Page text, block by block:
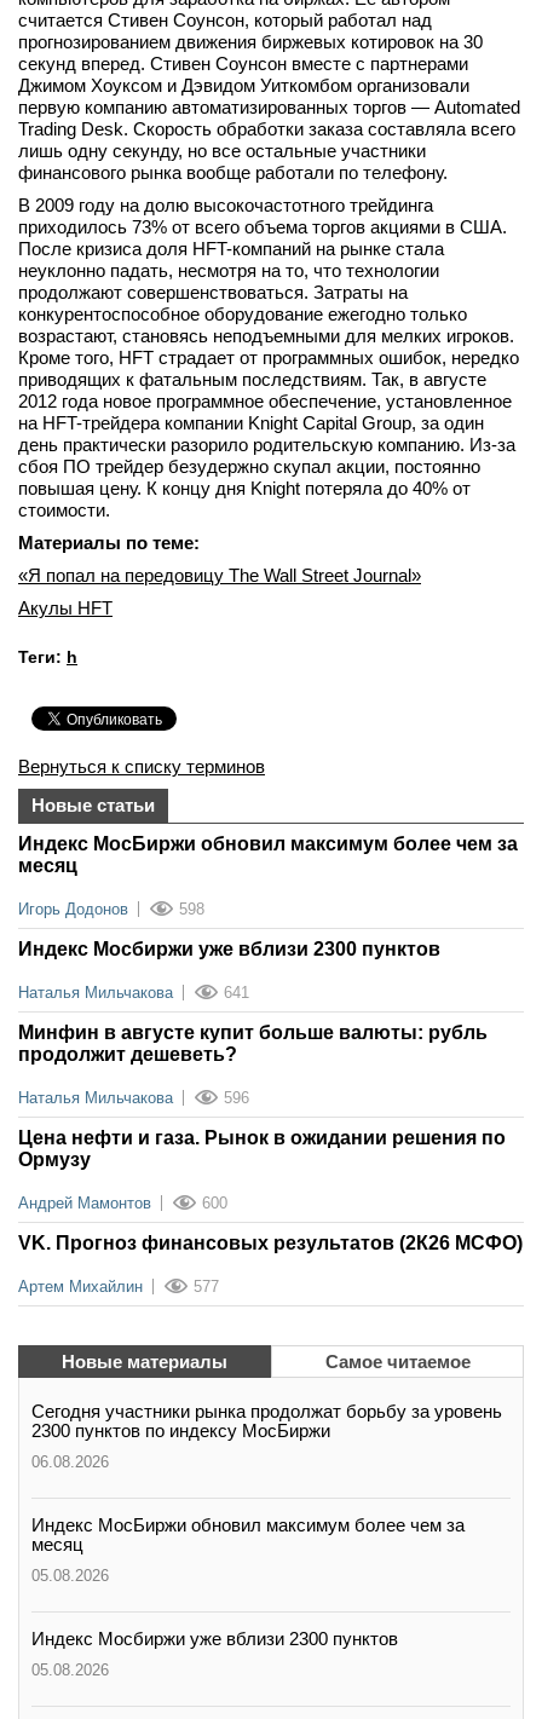
считается Стивен Соунсон, который работал над
прогнозированием движения биржевых котировок на 30
секунд вперед. Стивен Соунсон вместе с партнерами
Джимом Хоуксом и Дэвидом Уиткомбом организовали
первую компанию автоматизированных торгов — Automated
Trading Desk. Скорость обработки заказа составляла всего
лишь одну секунду, но все остальные участники
финансового рынка вообще работали по телефону.
В 2009 году на долю высокочастотного трейдинга
приходилось 73% от всего объема торгов акциями в США.
После кризиса доля HFT-компаний на рынке стала
неуклонно падать, несмотря на то, что технологии
продолжают совершенствоваться. Затраты на
конкурентоспособное оборудование ежегодно только
возрастают, становясь неподъемными для мелких игроков.
Кроме того, HFT страдает от программных ошибок, нередко
приводящих к фатальным последствиям. Так, в августе
2012 года новое программное обеспечение, установленное
на HFT-трейдера компании Knight Capital Group, за один
день практически разорило родительскую компанию. Из-за
сбоя ПО трейдер безудержно скупал акции, постоянно
повышая цену. К концу дня Knight потеряла до 40% от
стоимости.
Материалы по теме:
«Я попал на передовицу The Wall Street Journal»
Акулы HFT
Теги: h
Вернуться к списку терминов
Новые статьи
Индекс МосБиржи обновил максимум более чем за
месяц
Игорь Додонов 598
Индекс Мосбиржи уже вблизи 2300 пунктов
Наталья Мильчакова 641
Минфин в августе купит больше валюты: рубль
продолжит дешеветь?
Наталья Мильчакова 596
Цена нефти и газа. Рынок в ожидании решения по
Ормузу
Андрей Мамонтов 600
VK. Прогноз финансовых результатов (2К26 МСФО)
Артем Михайлин 577
Новые материалы Самое читаемое
Сегодня участники рынка продолжат борьбу за уровень
2300 пунктов по индексу МосБиржи
06.08.2026
Индекс МосБиржи обновил максимум более чем за
месяц
05.08.2026
Индекс Мосбиржи уже вблизи 2300 пунктов
05.08.2026